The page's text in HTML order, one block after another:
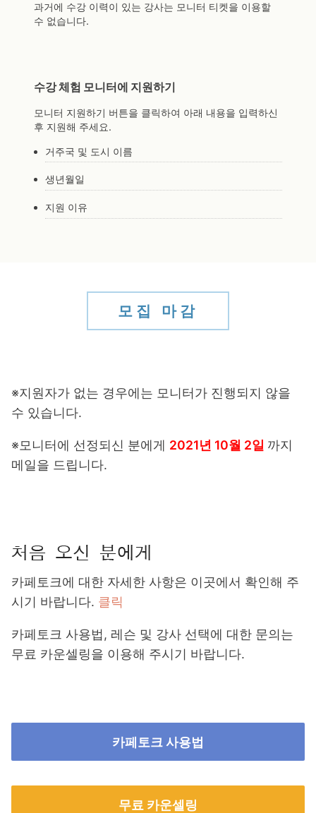
과거에 수강 이력이 있는 강사는 모니터 티켓을 이용할
수 없습니다.
수강 체험 모니터에 지원하기
모니터 지원하기 버튼을 클릭하여 아래 내용을 입력하신
후 지원해 주세요.
거주국 및 도시 이름
생년월일
지원 이유
모집 마감
※지원자가 없는 경우에는 모니터가 진행되지 않을
수 있습니다.
※모니터에 선정되신 분에게 2021년 10월 2일 까지
메일을 드립니다.
카페토크에 대한 자세한 사항은 이곳에서 확인해 주
시기 바랍니다. 클릭
카페토크 사용법, 레슨 및 강사 선택에 대한 문의는
무료 카운셀링을 이용해 주시기 바랍니다.
카페토크 사용법
무료 카운셀링